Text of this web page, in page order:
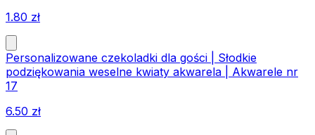
1.80 zł
Personalizowane czekoladki dla gości | Słodkie
podziękowania weselne kwiaty akwarela | Akwarele nr
17
6.50 zł